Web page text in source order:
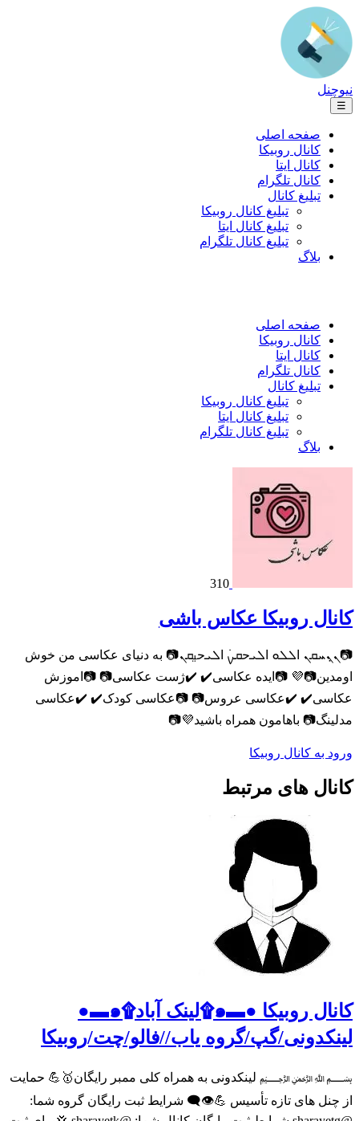
نیوچنل
☰
صفحه اصلی
کانال روبیکا
کانال ایتا
کانال تلگرام
تبلیغ کانال
تبلیغ کانال روبیکا
تبلیغ کانال ایتا
تبلیغ کانال تلگرام
بلاگ
صفحه اصلی
کانال روبیکا
کانال ایتا
کانال تلگرام
تبلیغ کانال
تبلیغ کانال روبیکا
تبلیغ کانال ایتا
تبلیغ کانال تلگرام
بلاگ
310
کانال روبیکا عکاس باشی
📷ܢ̣ܢܚܩܢ ߊ‌ܠܠܘ ߊ‌ܠܝ‌حܩࡍ߭ ߊ‌ܠܝ‌حࡅ࡙ܩܢ📷 به دنیای عکاسی من خوش
اومدین📷💜 📷ایده عکاسی✔️ ✔️ژست عکاسی📷 📷اموزش
عکاسی✔️ ✔️عکاسی عروس📷 📷عکاسی کودک✔️ ✔️عکاسی
مدلینگ📷 باهامون همراه باشید💜📷
ورود به کانال روبیکا
کانال های مرتبط
کانال روبیکا ●▬๑۩لینک آباد۩๑▬●
لینکدونی/گپ/گروه یاب//فالو/چت/روبیکا
﷽ لینکدونی به همراه کلی ممبر رایگان🥇💪 حمایت
از چنل های تازه تأسیس 💪⁦👁️‍🗨️⁩ شرایط ثبت رایگان گروه شما: